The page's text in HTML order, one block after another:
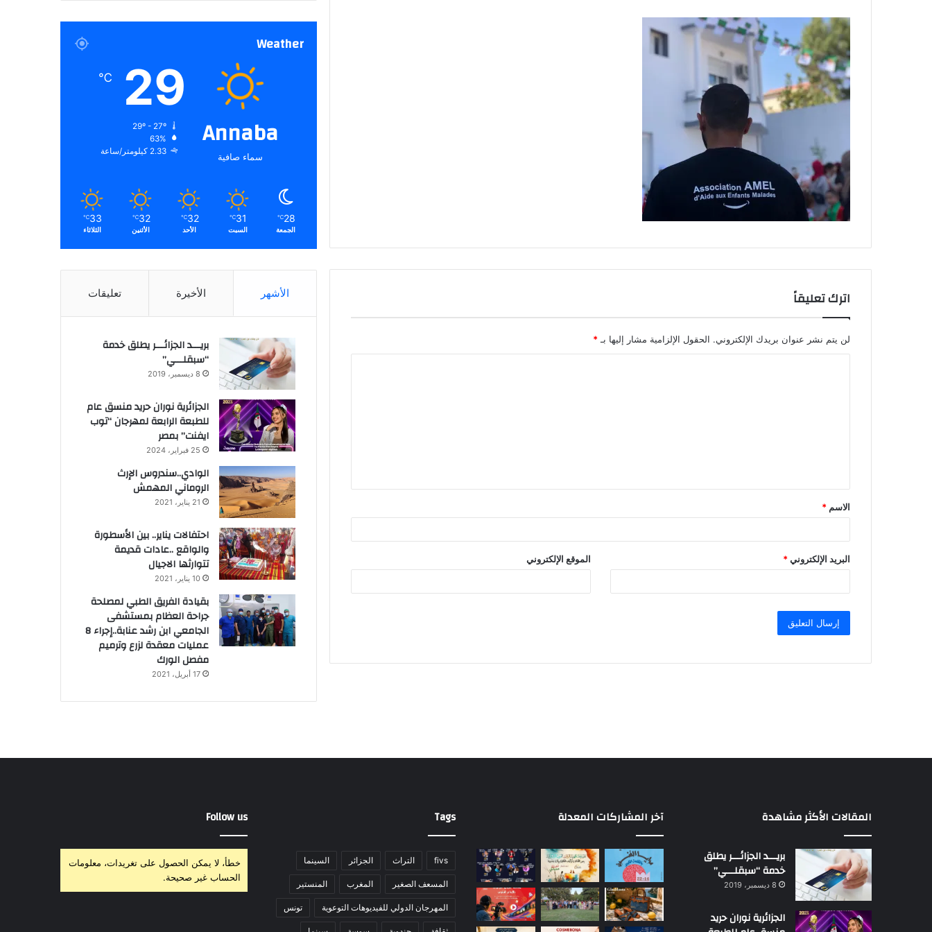
اترك تعليقاً
لن يتم نشر عنوان بريدك الإلكتروني. الحقول الإلزامية مشار إليها بـ *
ق
*
الاسم *
البريد الإلكتروني* الموقع الإلكتروني
Weather
Annaba
سماء صافية
29
℃
63%
2.33 كيلومتر/ساعة
28
℃
الجمعة
31
℃
السبت
32
℃
الأحد
32
℃
الأثنين
33
℃
الثلاثاء
الأشهر الأخيرة تعليقات
بريـــد الجزائـــر يطلق خدمة
“سبقلـــي”
8 ديسمبر، 2019
الجزائرية نوران حريد منسق عام
للطبعة الرابعة لمهرجان “توب
ايفنت” بمصر
25 فبراير، 2024
الوادي..سندروس الإرث
الروماني المهمش
21 يناير، 2021
احتفالات يناير.. بين الأسطورة
والواقع ..عادات قديمة
تتوارثها الاجيال
10 يناير، 2021
بقيادة الفريق الطبي لمصلحة
جراحة العظام بمستشفى
الجامعي ابن رشد عنابة..إجراء 8
عمليات معقدة لزرع وترميم
مفصل الورك
17 أبريل، 2021
المقالات الأكثر مشاهدة
بريـــد الجزائـــر يطلق
خدمة “سبقلـــي”
8 ديسمبر، 2019
الجزائرية نوران حريد
آخر المشاركات المعدلة Tags
fivs التراث الجزائر السينما
المسعف الصغير المغرب المنستير
المهرجان الدولي للفيديوهات التوعوية تونس
Follow us
خطأ، لا يمكن الحصول على تغريدات، معلومات
الحساب غير صحيحة.